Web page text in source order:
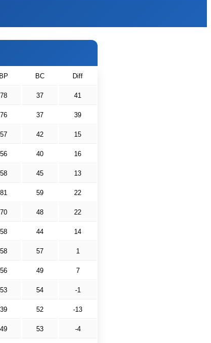
BP BC Diff
78 37 41
76 37 39
57 42 15
56 40 16
58 45 13
81 59 22
70 48 22
58 44 14
58 57 1
56 49 7
53 54 -1
39 52 -13
49 53 -4